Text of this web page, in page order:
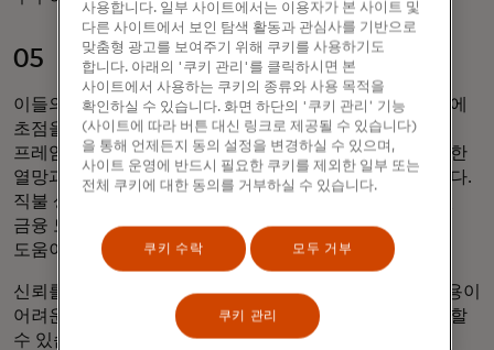
05
이들의 요구를 해결하려면 신뢰, 접근, 사용, 건강 및 교육에
초점을 맞춘 맞춤형 접근 방식이 필요합니다. 파워링 번영
프레임워크를 통해 우리는 금융 소외 계층에서 각각 고유한
열망과 과제를 가진 세 가지 핵심 페르소나를 확인했습니다.
직불 상품은 참여의 시작점을 제공하고, 교육 및 개인화된
금융 도구는 금융 이해력과 접근성의 격차를 해소하는 데
도움이 될 수 있습니다.
신뢰를 조성하고 맞춤형 솔루션을 제공함으로써 은행 이용이
어려운 소비자들이 금융 안정성을 확보할 수 있도록 지원할
수 있습니다. 지금이야말로 금융 포용성을 재편하고
사용합니다. 일부 사이트에서는 이용자가 본 사이트 및
다른 사이트에서 보인 탐색 활동과 관심사를 기반으로
맞춤형 광고를 보여주기 위해 쿠키를 사용하기도
합니다. 아래의 '쿠키 관리'를 클릭하시면 본
사이트에서 사용하는 쿠키의 종류와 사용 목적을
확인하실 수 있습니다. 화면 하단의 '쿠키 관리' 기능
(사이트에 따라 버튼 대신 링크로 제공될 수 있습니다)
을 통해 언제든지 동의 설정을 변경하실 수 있으며,
사이트 운영에 반드시 필요한 쿠키를 제외한 일부 또는
전체 쿠키에 대한 동의를 거부하실 수 있습니다.
쿠키 수락 모두 거부
쿠키 관리